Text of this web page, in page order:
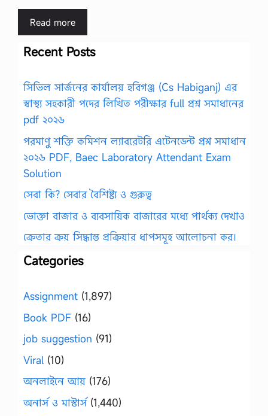
Read more
Recent Posts
সিভিল সার্জনের কার্যালয় হবিগঞ্জ (Cs Habiganj) এর
স্বাস্থ্য সহকারী পদের লিখিত পরীক্ষার full প্রশ্ন সমাধানের
pdf ২০২৬
পরমাণু শক্তি কমিশন ল্যাবরেটরি এটেনডেন্ট প্রশ্ন সমাধান
২০২৬ PDF, Baec Laboratory Attendant Exam
Solution
সেবা কি? সেবার বৈশিষ্ট্য ও গুরুত্ব
ভোক্তা বাজার ও ব্যবসায়িক বাজারের মধ্যে পার্থক্য দেখাও
ক্রেতার ক্রয় সিদ্ধান্ত প্রক্রিয়ার ধাপসমূহ আলোচনা কর।
Categories
Assignment (1,897)
Book PDF (16)
job suggestion (91)
Viral (10)
অনলাইনে আয় (176)
অনার্স ও মাস্টার্স(1,440)